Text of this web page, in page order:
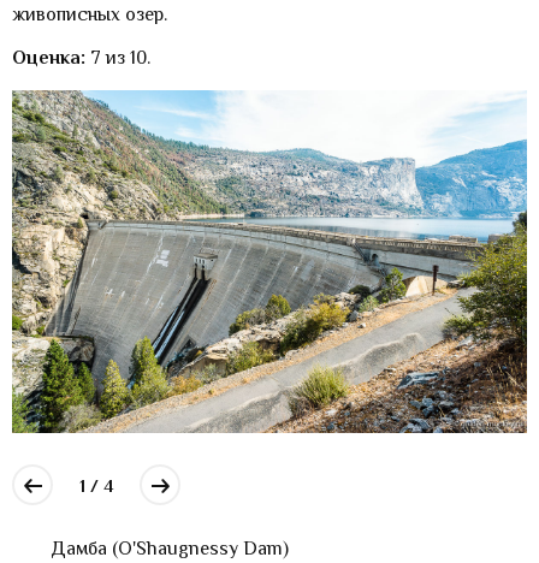
живописных озер.
Оценка: 7 из 10.
1 / 4
Дамба (O'Shaugnessy Dam)